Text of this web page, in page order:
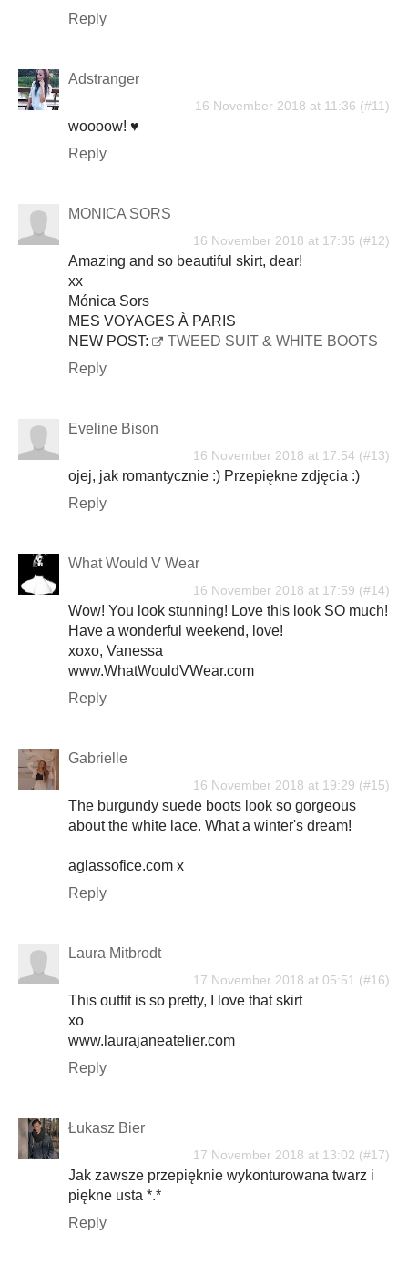
Reply
Adstranger
16 November 2018 at 11:36
woooow! ♥
Reply
MONICA SORS
16 November 2018 at 17:35
Amazing and so beautiful skirt, dear!
xx
Mónica Sors
MES VOYAGES À PARIS
NEW POST:
TWEED SUIT & WHITE BOOTS
Reply
Eveline Bison
16 November 2018 at 17:54
ojej, jak romantycznie :) Przepiękne zdjęcia :)
Reply
What Would V Wear
16 November 2018 at 17:59
Wow! You look stunning! Love this look SO much!
Have a wonderful weekend, love!
xoxo, Vanessa
www.WhatWouldVWear.com
Reply
Gabrielle
16 November 2018 at 19:29
The burgundy suede boots look so gorgeous
about the white lace. What a winter's dream!
aglassofice.com x
Reply
Laura Mitbrodt
17 November 2018 at 05:51
This outfit is so pretty, I love that skirt
xo
www.laurajaneatelier.com
Reply
Łukasz Bier
17 November 2018 at 13:02
Jak zawsze przepięknie wykonturowana twarz i
piękne usta *.*
Reply